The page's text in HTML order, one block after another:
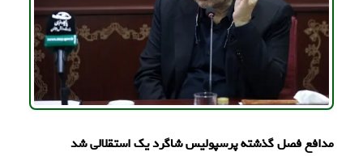
مدافع فصل گذشته پرسپولیس شاگرد یک استقلالی شد